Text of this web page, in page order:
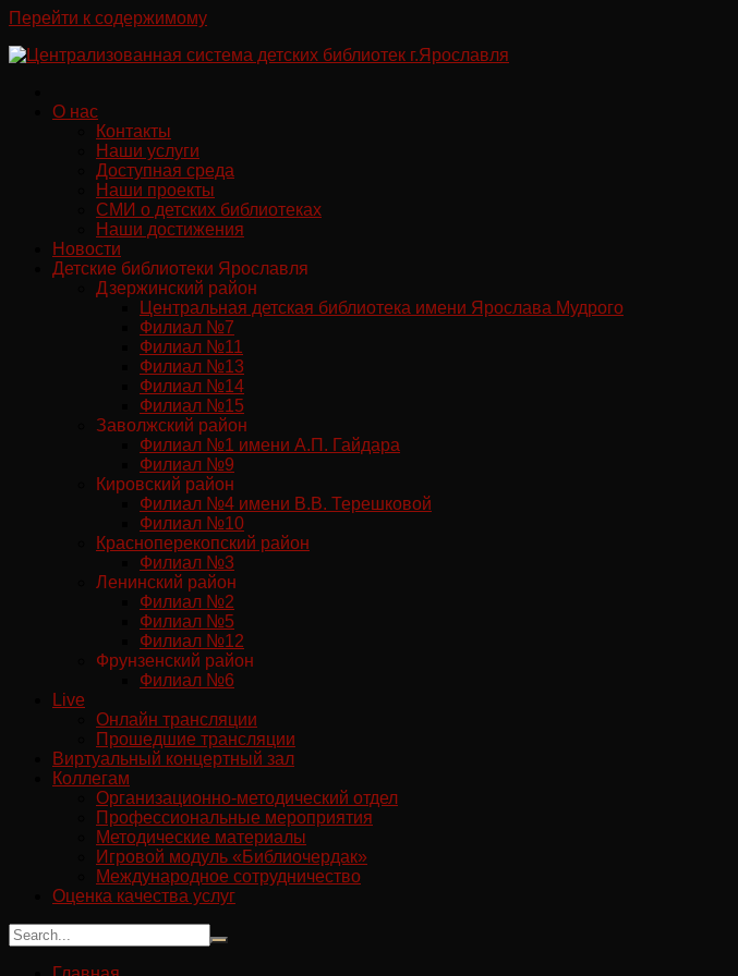
Перейти к содержимому
О нас
Контакты
Наши услуги
Доступная среда
Наши проекты
СМИ о детских библиотеках
Наши достижения
Новости
Детские библиотеки Ярославля
Дзержинский район
Центральная детская библиотека имени Ярослава Мудрого
Филиал №7
Филиал №11
Филиал №13
Филиал №14
Филиал №15
Заволжский район
Филиал №1 имени А.П. Гайдара
Филиал №9
Кировский район
Филиал №4 имени В.В. Терешковой
Филиал №10
Красноперекопский район
Филиал №3
Ленинский район
Филиал №2
Филиал №5
Филиал №12
Фрунзенский район
Филиал №6
Live
Онлайн трансляции
Прошедшие трансляции
Виртуальный концертный зал
Коллегам
Организационно-методический отдел
Профессиональные мероприятия
Методические материалы
Игровой модуль «Библиочердак»
Международное сотрудничество
Оценка качества услуг